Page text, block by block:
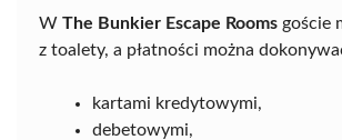
W The Bunkier Escape Rooms goście
z toalety, a płatności można
kartami kredytowymi,
debetowymi,